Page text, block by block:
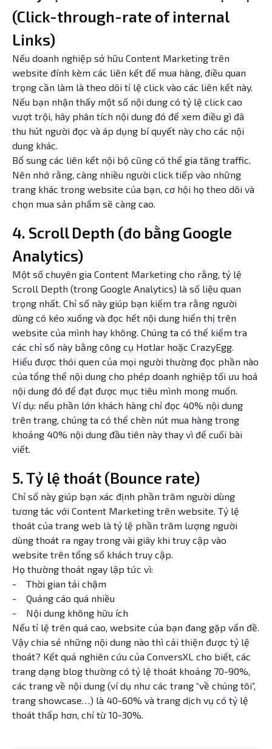
(Click-through-rate of internal
Links)
Nếu doanh nghiệp sở hữu Content Marketing trên
website đính kèm các liên kết để mua hàng, điều quan
trọng cần làm là theo dõi tỉ lệ click vào các liên kết này.
Nếu bạn nhận thấy một số nội dung có tỷ lệ click cao
vượt trội, hãy phân tích nội dung đó để xem điều gì đã
thu hút người đọc và áp dụng bí quyết này cho các nội
dung khác.
Bổ sung các liên kết nội bộ cũng có thể gia tăng traffic.
Nên nhớ rằng, càng nhiều người click tiếp vào những
trang khác trong website của bạn, cơ hội họ theo dõi và
chọn mua sản phẩm sẽ càng cao.
4. Scroll Depth (đo bằng Google
Analytics)
Một số chuyên gia Content Marketing cho rằng, tỷ lệ
Scroll Depth (trong Google Analytics) là số liệu quan
trọng nhất. Chỉ số này giúp bạn kiểm tra rằng người
dùng có kéo xuống và đọc hết nội dung hiển thị trên
website của mình hay không. Chúng ta có thể kiểm tra
các chỉ số này bằng công cụ HotJar hoặc CrazyEgg.
Hiểu được thói quen của mọi người thường đọc phần nào
của tổng thể nội dung cho phép doanh nghiệp tối ưu hoá
nội dung đó để đạt được mục tiêu mình mong muốn.
Ví dụ: nếu phần lớn khách hàng chỉ đọc 40% nội dung
trên trang, chúng ta có thể chèn nút mua hàng trong
khoảng 40% nội dung đầu tiên này thay vì để cuối bài
viết.
5. Tỷ lệ thoát (Bounce rate)
Chỉ số này giúp bạn xác định phần trăm người dùng
tương tác với Content Marketing trên website. Tỷ lệ
thoát của trang web là tỷ lệ phần trăm lượng người
dùng thoát ra ngay trong vài giây khi truy cập vào
website trên tổng số khách truy cập.
Họ thường thoát ngay lập tức vì:
- Thời gian tải chậm
- Quảng cáo quá nhiều
- Nội dung không hữu ích
Nếu tỉ lệ trên quá cao, website của bạn đang gặp vấn đề.
Vậy chia sẻ những nội dung nào thì cải thiện được tỷ lệ
thoát? Kết quả nghiên cứu của ConversXL cho biết, các
trang dạng blog thường có tỷ lệ thoát khoảng 70-90%,
các trang về nội dung (ví dụ như các trang “về chúng tôi”,
trang showcase…) là 40-60% và trang dịch vụ có tỷ lệ
thoát thấp hơn, chỉ từ 10-30%.